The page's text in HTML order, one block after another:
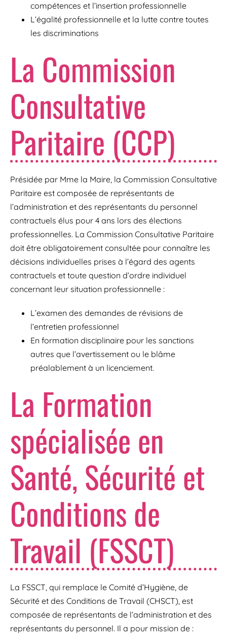
compétences et l’insertion professionnelle
L’égalité professionnelle et la lutte contre toutes
les discriminations
La Commission
Consultative
Paritaire (CCP)
Présidée par Mme la Maire, la Commission Consultative
Paritaire est composée de représentants de
l’administration et des représentants du personnel
contractuels élus pour 4 ans lors des élections
professionnelles. La Commission Consultative Paritaire
doit être obligatoirement consultée pour connaître les
décisions individuelles prises à l’égard des agents
contractuels et toute question d’ordre individuel
concernant leur situation professionnelle :
L’examen des demandes de révisions de
l’entretien professionnel
En formation disciplinaire pour les sanctions
autres que l’avertissement ou le blâme
préalablement à un licenciement.
La Formation
spécialisée en
Santé, Sécurité et
Conditions de
Travail (FSSCT)
La FSSCT, qui remplace le Comité d’Hygiène, de
Sécurité et des Conditions de Travail (CHSCT), est
composée de représentants de l’administration et des
représentants du personnel. Il a pour mission de :